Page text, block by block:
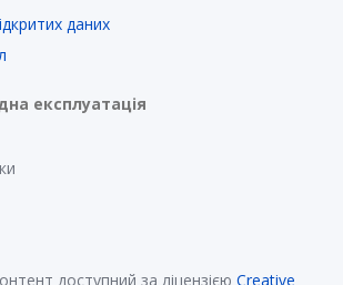
даних
експлуатація
доступний за ліцензією Creative